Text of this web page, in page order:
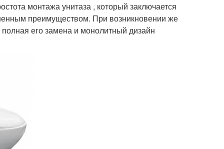
монтажа унитаза , который заключается
преимуществом. При возникновении же
его замена и монолитный дизайн